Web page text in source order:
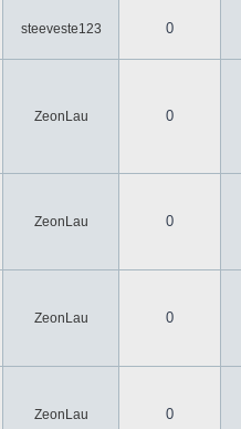
steeveste123 0
ZeonLau 0
ZeonLau 0
ZeonLau 0
ZeonLau 0